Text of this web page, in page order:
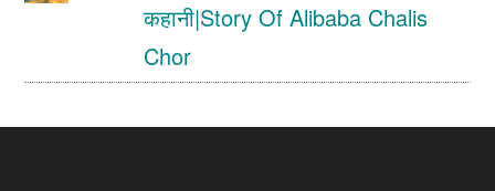
कहानी|Story Of Alibaba Chalis
Chor